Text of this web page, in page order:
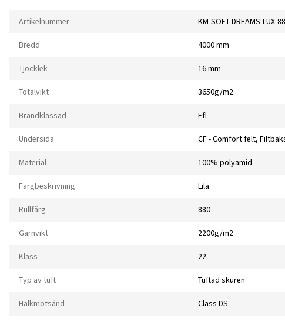
Artikelnummer KM-SOFT-DREAMS-LUX-
Bredd 4000 mm
Tjocklek 16 mm
Totalvikt 3650g/m2
Brandklassad Efl
Undersida CF - Comfort felt,
Material 100% polyamid
Färgbeskrivning Lila
Rullfärg 880
Garnvikt 2200g/m2
Klass 22
Typ av tuft Tuftad skuren
Halkmotsånd Class DS